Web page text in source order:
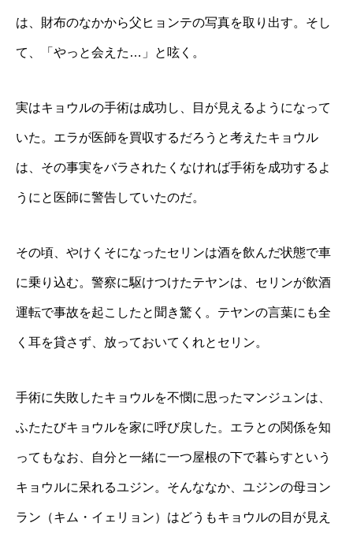
は、財布のなかから父ヒョンテの写真を取り出す。そし
て、「やっと会えた…」と呟く。
実はキョウルの手術は成功し、目が見えるようになって
いた。エラが医師を買収するだろうと考えたキョウル
は、その事実をバラされたくなければ手術を成功するよ
うにと医師に警告していたのだ。
その頃、やけくそになったセリンは酒を飲んだ状態で車
に乗り込む。警察に駆けつけたテヤンは、セリンが飲酒
運転で事故を起こしたと聞き驚く。テヤンの言葉にも全
く耳を貸さず、放っておいてくれとセリン。
手術に失敗したキョウルを不憫に思ったマンジュンは、
ふたたびキョウルを家に呼び戻した。エラとの関係を知
ってもなお、自分と一緒に一つ屋根の下で暮らすという
キョウルに呆れるユジン。そんななか、ユジンの母ヨン
ラン（キム・イェリョン）はどうもキョウルの目が見え